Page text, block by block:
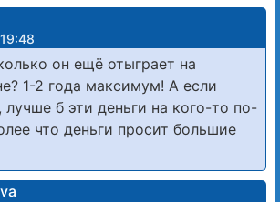
он ещё отыграет на
1-2 года максимум! А если
б эти деньги на кого-то по-
что деньги просит большие